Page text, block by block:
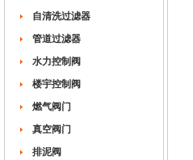
自清洗过滤器
管道过滤器
水力控制阀
楼宇控制阀
燃气阀门
真空阀门
排泥阀